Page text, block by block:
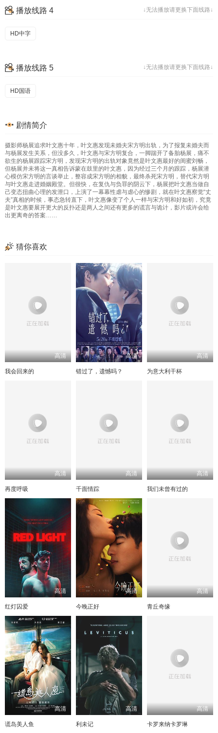
↓无法播放请更换下面线路↓
播放线路 4
HD中字
↓无法播放请更换下面线路↓
播放线路 5
HD国语
剧情简介
摄影师杨展追求叶文惠十年，叶文惠发现未婚夫宋方明出轨，为了报复未婚夫而
与杨展发生关系，但没多久，叶文惠与宋方明复合，一脚踹开了备胎杨展，痛不
欲生的杨展跟踪宋方明，发现宋方明的出轨对象竟然是叶文惠最好的闺蜜刘畅，
但杨展并未将这一真相告诉蒙在鼓里的叶文惠，因为经过三个月的跟踪，杨展潜
心模仿宋方明的言谈举止，整容成宋方明的相貌，最终杀死宋方明，替代宋方明
与叶文惠走进婚姻殿堂。但很快，在复仇与负罪的阴云下，杨展把叶文惠当做自
己变态扭曲心理的发泄口，上演了一幕幕性虐与虐心的惨剧，就在叶文惠察觉“丈
夫”真相的时候，事态急转直下，叶文惠像变了个人一样与宋方明和好如初，究竟
是叶文惠要展开更大的反扑还是两人之间还有更多的谎言与诡计，影片或许会给
出更离奇的答案……
猜你喜欢
高清
我会回来的
高清
错过了，遗憾吗？
高清
为意大利干杯
高清
再度呼吸
高清
千面情踪
高清
我们未曾有过的
高清
红灯囚爱
高清
今晚正好
高清
青丘奇缘
高清
谎岛美人鱼
高清
利未记
高清
卡罗来纳卡罗琳